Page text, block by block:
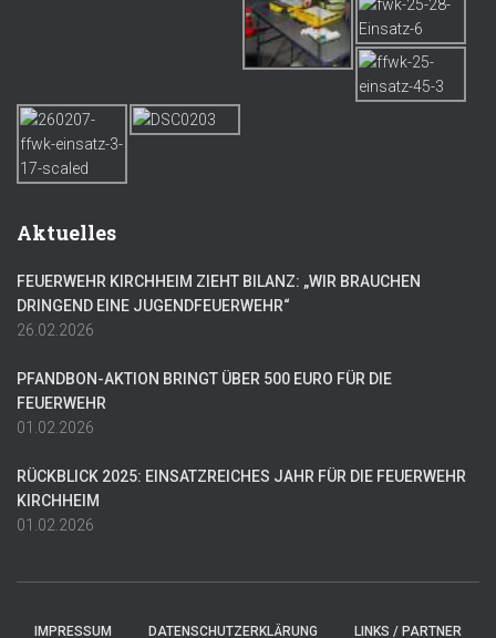
Aktuelles
FEUERWEHR KIRCHHEIM ZIEHT BILANZ: „WIR BRAUCHEN
DRINGEND EINE JUGENDFEUERWEHR“
26.02.2026
PFANDBON-AKTION BRINGT ÜBER 500 EURO FÜR DIE
FEUERWEHR
01.02.2026
RÜCKBLICK 2025: EINSATZREICHES JAHR FÜR DIE FEUERWEHR
KIRCHHEIM
01.02.2026
IMPRESSUM DATENSCHUTZERKLÄRUNG LINKS / PARTNER